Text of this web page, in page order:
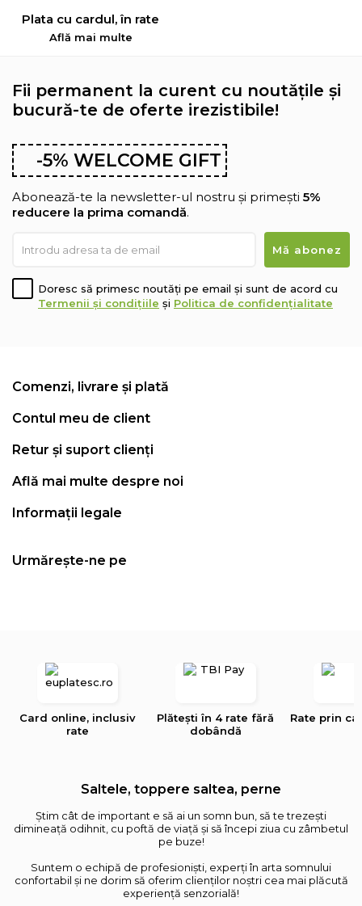
Plata cu cardul, în rate
Află mai multe
Fii permanent la curent cu noutățile și
bucură-te de oferte irezistibile!
-5% WELCOME GIFT
Abonează-te la newsletter-ul nostru și primești 5%
reducere la prima comandă.
Doresc să primesc noutăți pe email și sunt de acord cu
Termenii și condițiile și Politica de confidențialitate
Comenzi, livrare și plată
Contul meu de client
Retur și suport clienți
Află mai multe despre noi
Informații legale
Urmărește-ne pe
Card online, inclusiv
rate
Plătești în 4 rate fără
dobândă
Rate prin
Saltele, toppere saltea, perne
Știm cât de important e să ai un somn bun, să te trezești
dimineață odihnit, cu poftă de viață și să începi ziua cu zâmbetul
pe buze!
Suntem o echipă de profesioniști, experți în arta somnului
confortabil și ne dorim să oferim clienților noștri cea mai plăcută
experiență senzorială!